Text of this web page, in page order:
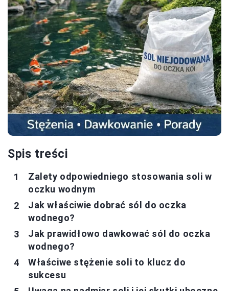
Spis treści
Zalety odpowiedniego stosowania soli w
oczku wodnym
Jak właściwie dobrać sól do oczka
wodnego?
Jak prawidłowo dawkować sól do oczka
wodnego?
Właściwe stężenie soli to klucz do
sukcesu